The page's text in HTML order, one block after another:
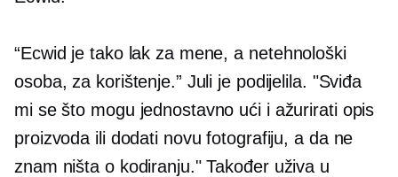
“Ecwid je tako lak za mene, a netehnološki
osoba, za korištenje.” Juli je podijelila. "Sviđa
mi se što mogu jednostavno ući i ažurirati opis
proizvoda ili dodati novu fotografiju, a da ne
znam ništa o kodiranju." Također uživa u